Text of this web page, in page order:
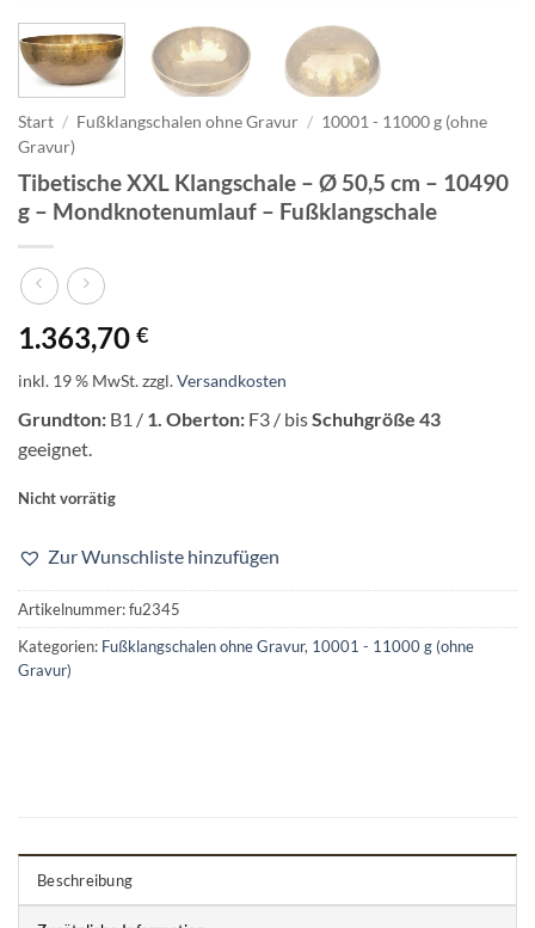
Start / Fußklangschalen ohne Gravur / 10001 - 11000 g (ohne
Gravur)
Tibetische XXL Klangschale – Ø 50,5 cm – 10490
g – Mondknotenumlauf – Fußklangschale
1.363,70 €
inkl. 19 % MwSt.zzgl.Versandkosten
Grundton: B1 / 1. Oberton: F3 / bisSchuhgröße 43
geeignet.
Nicht vorrätig
Zur Wunschliste hinzufügen
Artikelnummer:fu2345
Kategorien: Fußklangschalen ohne Gravur, 10001 - 11000 g (ohne
Gravur)
Beschreibung